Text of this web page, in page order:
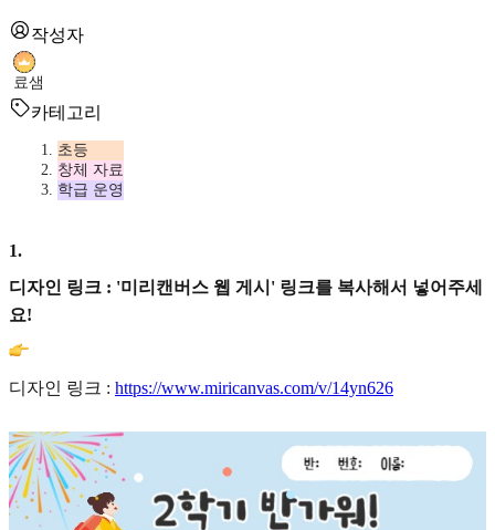
작성자
료샘
카테고리
초등
창체 자료
학급 운영
1.
디자인 링크 : '미리캔버스 웹 게시' 링크를 복사해서 넣어주세
요!
디자인 링크 : https://www.miricanvas.com/v/14yn626